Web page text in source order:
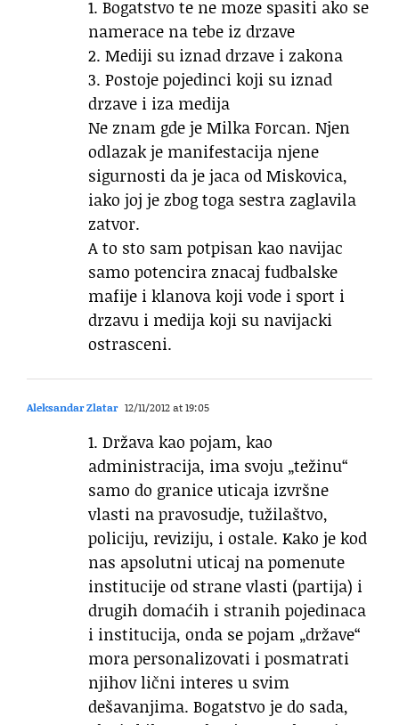
1. Bogatstvo te ne moze spasiti ako se
namerace na tebe iz drzave
2. Mediji su iznad drzave i zakona
3. Postoje pojedinci koji su iznad
drzave i iza medija
Ne znam gde je Milka Forcan. Njen
odlazak je manifestacija njene
sigurnosti da je jaca od Miskovica,
iako joj je zbog toga sestra zaglavila
zatvor.
A to sto sam potpisan kao navijac
samo potencira znacaj fudbalske
mafije i klanova koji vode i sport i
drzavu i medija koji su navijacki
ostrasceni.
Aleksandar Zlatar 12/11/2012 at 19:05
1. Država kao pojam, kao
administracija, ima svoju „težinu“
samo do granice uticaja izvršne
vlasti na pravosudje, tužilaštvo,
policiju, reviziju, i ostale. Kako je kod
nas apsolutni uticaj na pomenute
institucije od strane vlasti (partija) i
drugih domaćih i stranih pojedinaca
i institucija, onda se pojam „države“
mora personalizovati i posmatrati
njihov lični interes u svim
dešavanjima. Bogatstvo je do sada,